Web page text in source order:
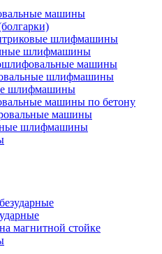
машины
шлифмашины
шлифмашины
машины
шлифмашины
шлифмашины
машины по бетону
машины
шлифмашины
магнитной стойке